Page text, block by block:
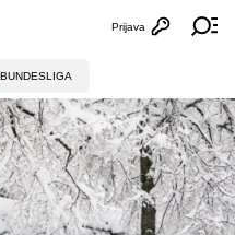
Otvori
Prijava
BUNDESLIGA